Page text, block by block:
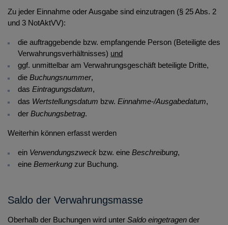
Zu jeder Einnahme oder Ausgabe sind einzutragen (§ 25 Abs. 2
und 3 NotAktVV):
die auftraggebende bzw. empfangende Person (Beteiligte des
Verwahrungsverhältnisses) und
ggf. unmittelbar am Verwahrungsgeschäft beteiligte Dritte,
die Buchungsnummer,
das Eintragungsdatum,
das Wertstellungsdatum bzw. Einnahme-/Ausgabedatum,
der Buchungsbetrag.
Weiterhin können erfasst werden
ein Verwendungszweck bzw. eine Beschreibung,
eine Bemerkung zur Buchung.
Saldo der Verwahrungsmasse
Oberhalb der Buchungen wird unter Saldo eingetragen der